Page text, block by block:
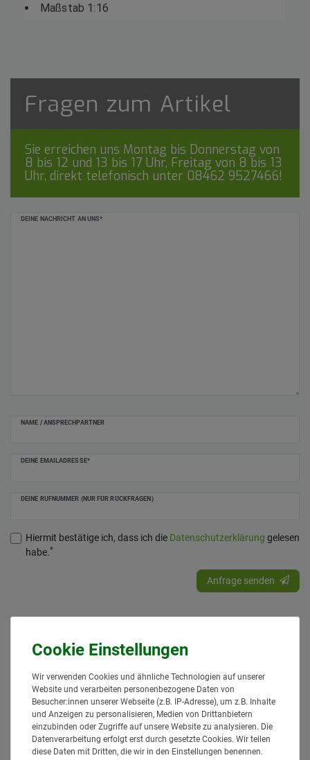
Maßstab 1:16
Fragen zum Artikel
Sie erreichen uns Montag bis Donnerstag von
8 bis 12 und 13 bis 17 Uhr, Freitag von 8 bis 13
Uhr, direkt telefonisch unter 08462 9527466!
DEINE NACHRICHT AN UNS*
NAME / ANSPRECHPARTNER
DEINE EMAILADRESSE*
DEINE RUFNUMMER (NUR FÜR RÜCKFRAGEN)
Hiermit bestätige ich, dass ich die Daten­schutz­erklärung gelesen
habe.*
Ceres::Template.mailFormHoneypotLabel
Anfrage senden
Ähnlich
Wir verwenden Cookies und ähnliche Technologien auf unserer
Website und verarbeiten personenbezogene Daten von
Besucher:innen unserer Webseite (z.B. IP-Adresse), um z.B. Inhalte
und Anzeigen zu personalisieren, Medien von Drittanbietern
einzubinden oder Zugriffe auf unsere Website zu analysieren. Die
Datenverarbeitung erfolgt erst durch gesetzte Cookies. Wir teilen
diese Daten mit Dritten, die wir in den Einstellungen benennen.